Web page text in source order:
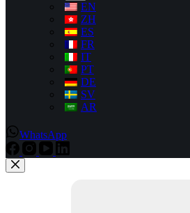
EN
ZH
ES
FR
IT
PT
DE
SV
AR
WhatsApp